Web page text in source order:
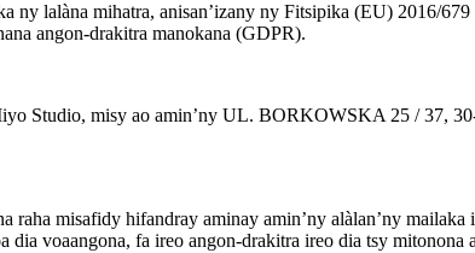
ny lalàna mihatra, anisan’izany ny Fitsipika (EU) 2016/
angon-drakitra manokana (GDPR).
Studio, misy ao amin’ny UL. BORKOWSKA 25 / 37,
misafidy hifandray aminay amin’ny alàlan’ny mailaka
voaangona, fa ireo angon-drakitra ireo dia tsy mitonona